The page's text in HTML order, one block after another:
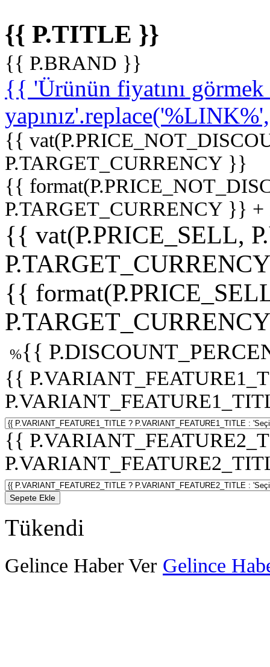
{{ P.TITLE }}
{{ P.BRAND }}
{{ 'Ürünün fiyatını
{{
P.TARGET_CURRENCY }}
{{
P.TARGET_CURRENCY }}
{{ vat(P.PRICE_SELL,
{{
%{{
{{
{{
Sepete Ekle
Tükendi
Gelince Haber Ver Gelince